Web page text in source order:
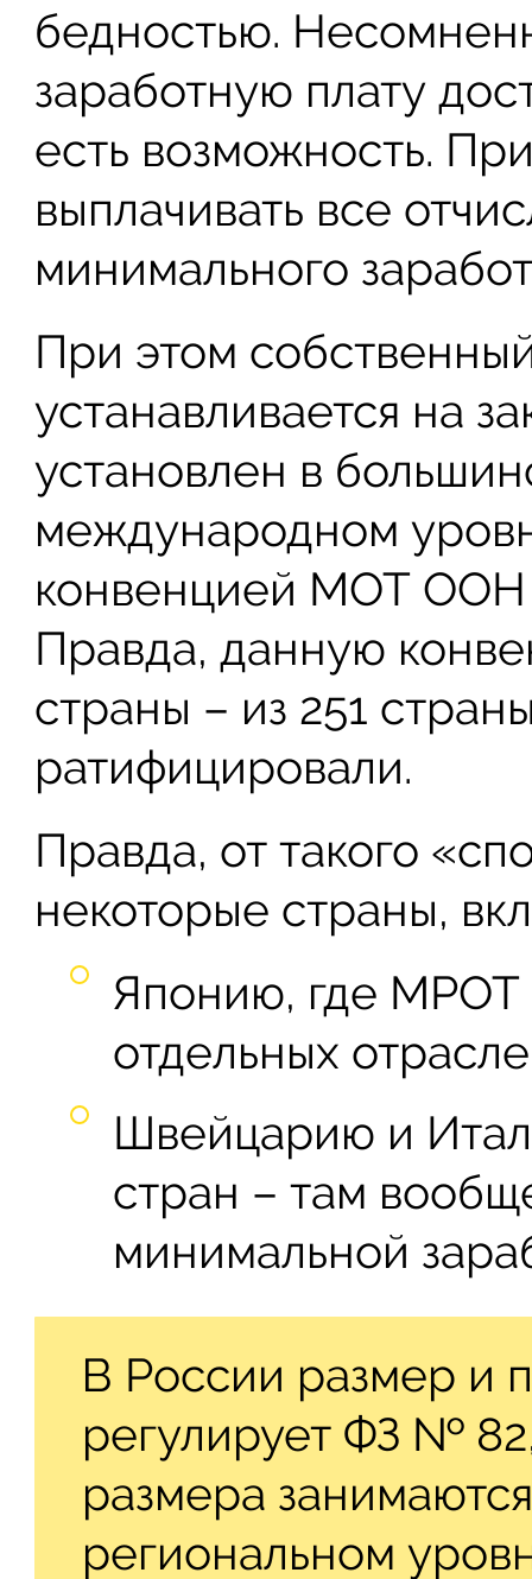
бедностью.
заработную плату
есть возможность.
выплачивать все
минимального
При этом
устанавливается на
установлен в
международном
конвенцией МОТ
Правда, данную
страны – из 251
ратифицировали.
Правда, от такого
некоторые страны,
Японию, где МРОТ
отдельных
Швейцарию и
стран – там
минимальной
В России размер
регулирует ФЗ №
размера
региональном